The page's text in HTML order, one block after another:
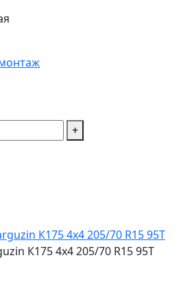
+
К175 4х4 205/70 R15 95T